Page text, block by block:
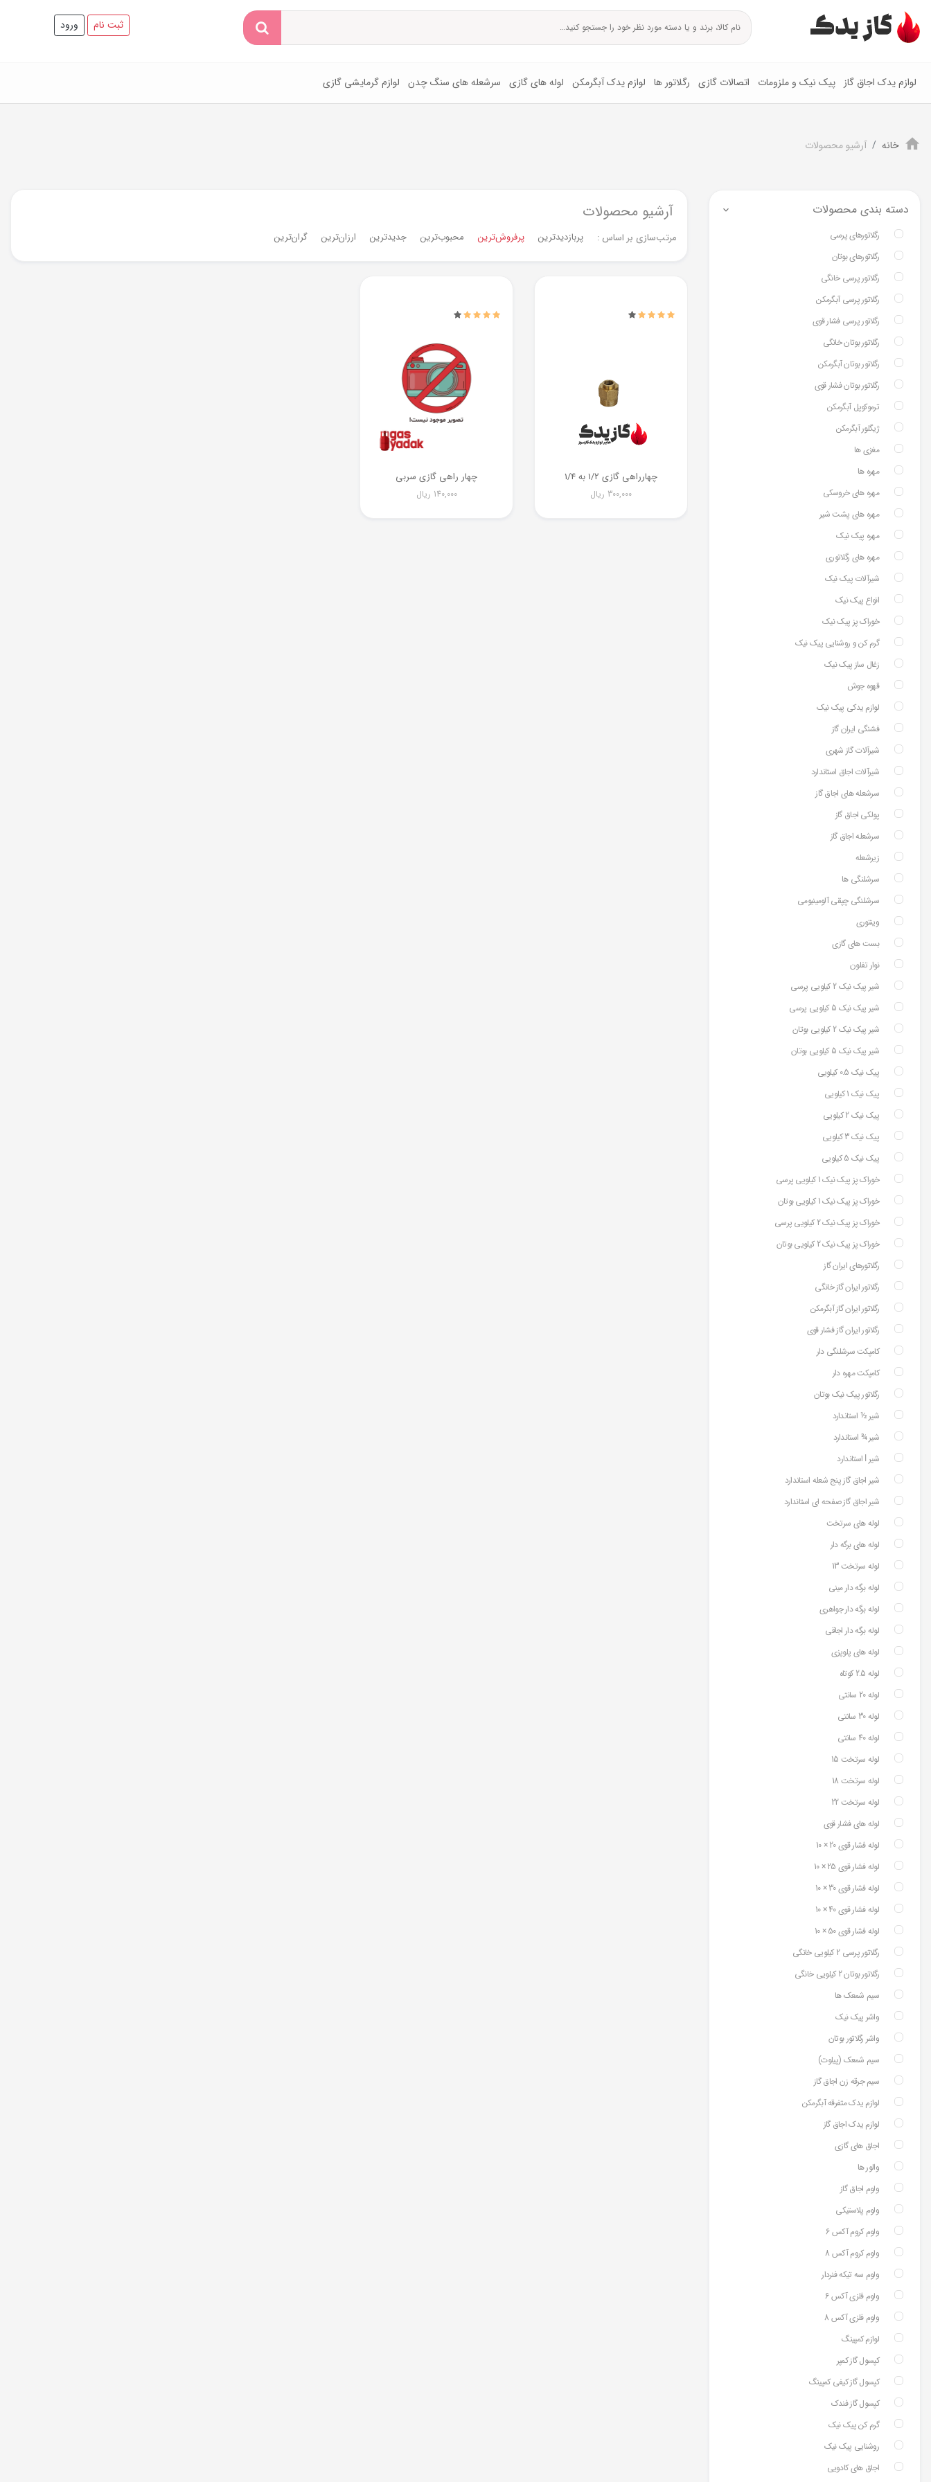
ثبت نام ورود
لوازم یدک اجاق گاز پیک نیک و ملزومات اتصالات گازی رگلاتور ها لوازم یدک آبگرمکن لوله های گازی سرشعله های سنگ چدن لوازم گرمایشی گازی
خانه آرشیو محصولات
دسته بندی محصولات
رگلاتورهای پرسی
رگلاتورهای بوتان
رگلاتور پرسی خانگی
رگلاتور پرسی آبگرمکن
رگلاتور پرسی فشار قوی
رگلاتور بوتان خانگی
رگلاتور بوتان آبگرمکن
رگلاتور بوتان فشار قوی
ترموکوپل آبگرمکن
ژیگلور آبگرمکن
مغزی ها
مهره ها
مهره های خروسکی
مهره های پشت شیر
مهره پیک نیک
مهره های رگلاتوری
شیرآلات پیک نیک
انواع پیک نیک
خوراک پز پیک نیک
گرم کن و روشنایی پیک نیک
زغال ساز پیک نیک
قهوه جوش
لوازم یدکی پیک نیک
فشنگی ایران گاز
شیرآلات گاز شهری
شیرآلات اجاق استاندارد
سرشعله های اجاق گاز
پولکی اجاق گاز
سرشعله اجاق گاز
زیرشعله
سرشلنگی ها
سرشلنگی چپقی آلومینیومی
وینتوری
بست های گازی
نوار تفلون
شیر پیک نیک 2 کیلویی پرسی
شیر پیک نیک 5 کیلویی پرسی
شیر پیک نیک 2 کیلویی بوتان
شیر پیک نیک 5 کیلویی بوتان
پیک نیک 0.5 کیلویی
پیک نیک 1 کیلویی
پیک نیک 2 کیلویی
پیک نیک 3 کیلویی
پیک نیک 5 کیلویی
خوراک پز پیک نیک 1 کیلویی پرسی
خوراک پز پیک نیک 1 کیلویی بوتان
خوراک پز پیک نیک 2 کیلویی پرسی
خوراک پز پیک نیک 2 کیلویی بوتان
رگلاتورهای ایران گاز
رگلاتور ایران گاز خانگی
رگلاتور ایران گاز آبگرمکن
رگلاتور ایران گاز فشار قوی
کامپکت سرشلنگی دار
کامپکت مهره دار
رگلاتور پیک نیک بوتان
شیر ½ استاندارد
شیر ¾ استاندارد
شیر ⅼ استاندارد
شیر اجاق گاز پنج شعله استاندارد
شیر اجاق گاز صفحه ای استاندارد
لوله های سرتخت
لوله های برگه دار
لوله سرتخت 13
لوله برگه دار مینی
لوله برگه دار جواهری
لوله برگه دار اجاقی
لوله های پلوپزی
لوله 2.5 کوتاه
لوله 20 سانتی
لوله 30 سانتی
لوله 40 سانتی
لوله سرتخت 15
لوله سرتخت 18
لوله سرتخت 22
لوله های فشار قوی
لوله فشار قوی 20 × 10
لوله فشار قوی 25 × 10
لوله فشار قوی 30 × 10
لوله فشار قوی 40 × 10
لوله فشار قوی 50 × 10
رگلاتور پرسی 2 کیلویی خانگی
رگلاتور بوتان 2 کیلویی خانگی
سیم شمعک ها
واشر پیک نیک
واشر رگلاتور بوتان
سیم شمعک (پیلوت)
سیم جرقه زن اجاق گاز
لوازم یدک متفرقه آبگرمکن
لوازم یدک اجاق گاز
اجاق های گازی
والور ها
ولوم اجاق گاز
ولوم پلاستیکی
ولوم کروم آکس 6
ولوم کروم آکس 8
ولوم سه تیکه فنردار
ولوم فلزی آکس 6
ولوم فلزی آکس 8
لوازم کمپینگ
کپسول گاز کمپر
کپسول گاز کیفی کمپینگ
کپسول گاز فندک
گرم کن پیک نیک
روشنایی پیک نیک
اجاق های کادویی
آرشیو محصولات
مرتب‌سازی بر اساس : پربازدیدترین پرفروش‌ترین‌ محبوب‌ترین جدیدترین ارزان‌ترین گران‌ترین
چهارراهی گازی 1/2 به 1/4
300,000 ریال
چهار راهی گازی سربی
140,000 ریال